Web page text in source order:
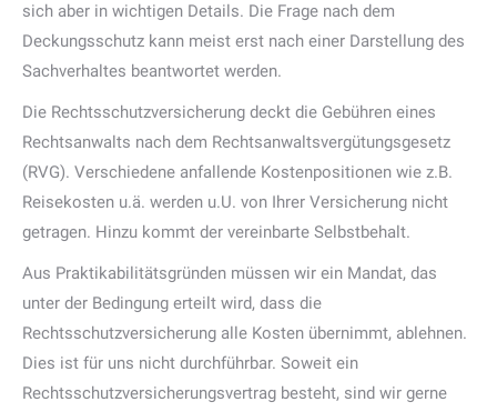
sich aber in wichtigen Details. Die Frage nach dem
Deckungsschutz kann meist erst nach einer Darstellung des
Sachverhaltes beantwortet werden.
Die Rechtsschutzversicherung deckt die Gebühren eines
Rechtsanwalts nach dem Rechtsanwaltsvergütungsgesetz
(RVG). Verschiedene anfallende Kostenpositionen wie z.B.
Reisekosten u.ä. werden u.U. von Ihrer Versicherung nicht
getragen. Hinzu kommt der vereinbarte Selbstbehalt.
Aus Praktikabilitätsgründen müssen wir ein Mandat, das
unter der Bedingung erteilt wird, dass die
Rechtsschutzversicherung alle Kosten übernimmt, ablehnen.
Dies ist für uns nicht durchführbar. Soweit ein
Rechtsschutzversicherungsvertrag besteht, sind wir gerne